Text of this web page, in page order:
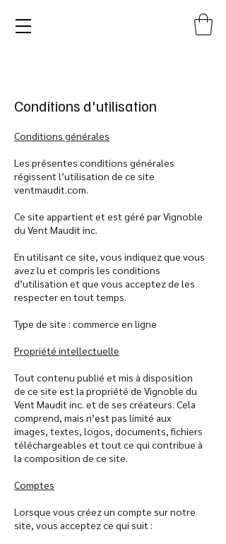
Conditions d'utilisation
Conditions générales
Les présentes conditions générales
régissent l’utilisation de ce site
ventmaudit.com.
Ce site appartient et est géré par Vignoble
du Vent Maudit inc.
En utilisant ce site, vous indiquez que vous
avez lu et compris les conditions
d’utilisation et que vous acceptez de les
respecter en tout temps.
Type de site : commerce en ligne
Propriété intellectuelle
Tout contenu publié et mis à disposition
de ce site est la propriété de Vignoble du
Vent Maudit inc. et de ses créateurs. Cela
comprend, mais n’est pas limité aux
images, textes, logos, documents, fichiers
téléchargeables et tout ce qui contribue à
la composition de ce site.
Comptes
Lorsque vous créez un compte sur notre
site, vous acceptez ce qui suit :